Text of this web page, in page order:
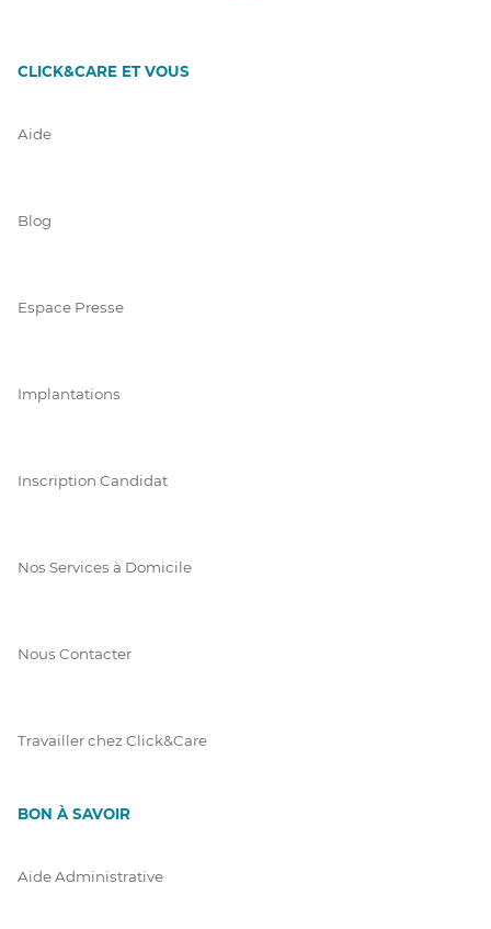
CLICK&CARE ET VOUS
Aide
Blog
Espace Presse
Implantations
Inscription Candidat
Nos Services à Domicile
Nous Contacter
Travailler chez Click&Care
BON À SAVOIR
Aide Administrative